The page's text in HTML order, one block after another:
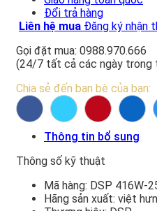
Đổi trả hàng
Liên hệ mua Đăng ký nhận
Gọi đặt mua: 0988.970.666
(24/7 tất cả các ngày trong
Chia sẻ đến bạn bè của bạn:
Thông tin bổ sung
Thông số kỹ thuật
Mã hàng: DSP 416W-
Hãng sản xuất: việt